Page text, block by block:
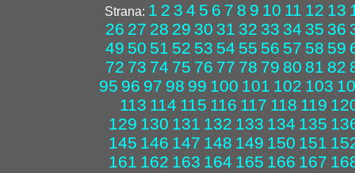
Strana: 1 2 3 4 5 6 7 8 9 10 11 12 13
26 27 28 29 30 31 32 33 34 35 36
49 50 51 52 53 54 55 56 57 58 59
72 73 74 75 76 77 78 79 80 81 82
95 96 97 98 99 100 101 102 103
113 114 115 116 117 118 119
129 130 131 132 133 134 135
145 146 147 148 149 150 151
161 162 163 164 165 166 167